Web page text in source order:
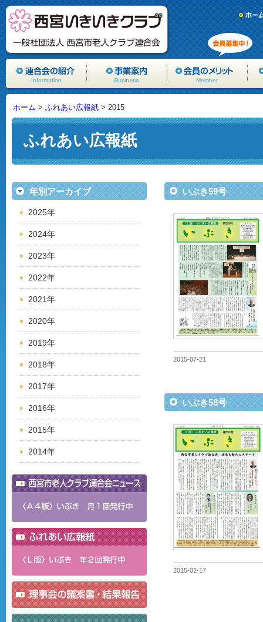
ホーム > ふれあい広報紙 > 2015
ふれあい広報紙
いぶき59号
2015-07-21
いぶき58号
2015-02-17
年別アーカイブ
2025年
2024年
2023年
2022年
2021年
2020年
2019年
2018年
2017年
2016年
2015年
2014年